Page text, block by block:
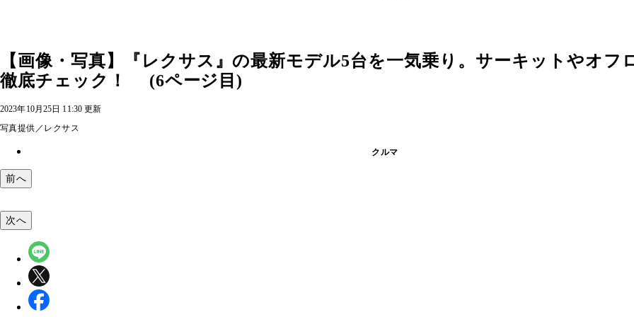
【画像・写真】『レクサス』の最新モデル5台を一気乗り。サーキットやオフ
徹底チェック！ (6ページ目)
2023年10月25日 11:30 更新
写真提供／レクサス
クルマ
前へ
次へ